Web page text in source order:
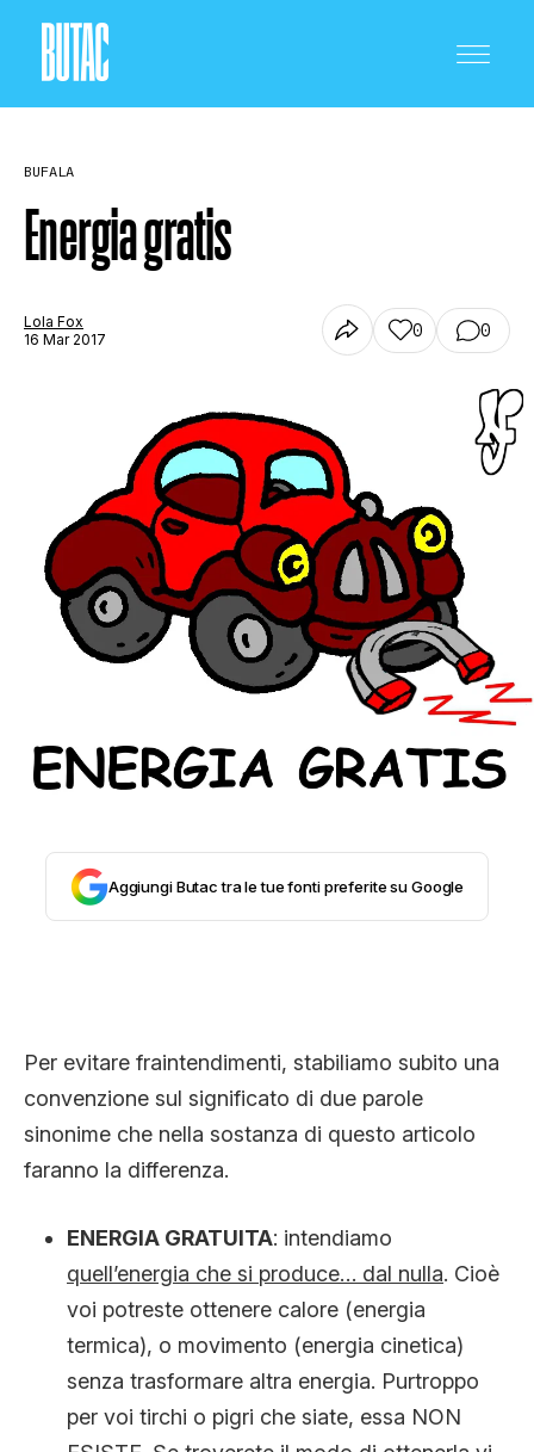
SALUTE E MEDICINA
STORIA E CITAZIONI
INTRATTENIMENTO
COMPLOTTI, LEGGENDE URBANE ED
EDITORIALI
CLIMA ED ENERGIA
CONTATTI
CHI SIAMO
BUFALA
Energia gratis
Lola Fox
16 Mar 2017
0 0
Aggiungi Butac tra le tue fonti preferite su Google
Per evitare fraintendimenti, stabiliamo subito una
convenzione sul significato di due parole
sinonime che nella sostanza di questo articolo
faranno la differenza.
ENERGIA GRATUITA: intendiamo
quell’energia che si produce… dal nulla. Cioè
voi potreste ottenere calore (energia
termica), o movimento (energia cinetica)
senza trasformare altra energia. Purtroppo
per voi tirchi o pigri che siate, essa NON